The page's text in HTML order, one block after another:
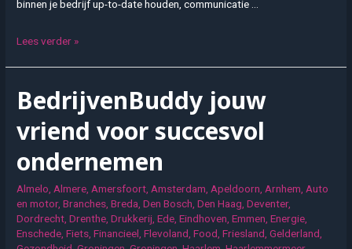
binnen je bedrijf up-to-date houden, communicatie …
Training
Lees verder »
BedrijvenBuddy jouw
vriend voor succesvol
ondernemen
Almelo Almere Amersfoort Amsterdam Apeldoorn Arnhem Auto
en motor,Branches ,Breda ,Den Bosch ,Den Haag ,Deventer,
Dordrecht ,Drenthe ,Drukkerij ,Ede ,Eindhoven ,Emmen ,Energie
Enschede ,Fiets ,Financieel ,Flevoland ,Food ,Friesland ,Gelderland